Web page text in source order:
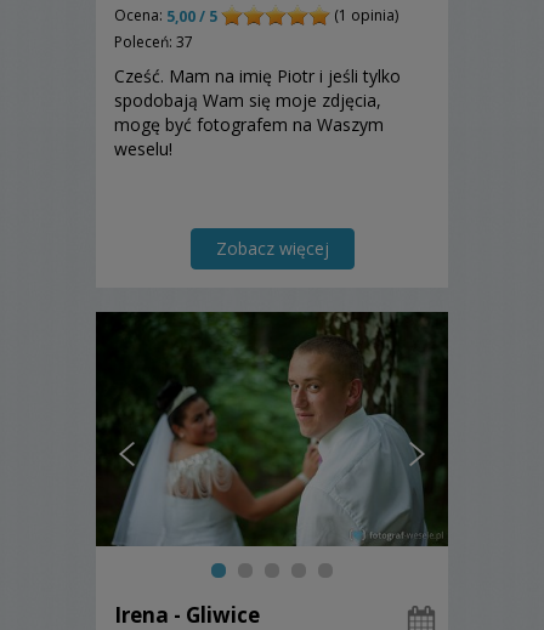
Ocena: 5,00 / 5
(1 opinia)
Poleceń: 37
Cześć. Mam na imię Piotr i jeśli tylko
spodobają Wam się moje zdjęcia,
mogę być fotografem na Waszym
weselu!
Zobacz więcej
Irena - Gliwice